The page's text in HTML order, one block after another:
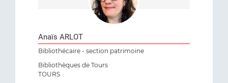
Anaïs ARLOT
Bibliothécaire - section patrimoine
Bibliothèques de Tours
TOURS